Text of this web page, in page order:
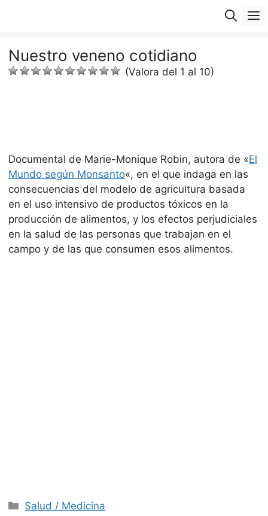
Nuestro veneno cotidiano
(Valora del 1 al 10)
Documental de Marie-Monique Robin, autora de «El
Mundo según Monsanto«, en el que indaga en las
consecuencias del modelo de agricultura basada
en el uso intensivo de productos tóxicos en la
producción de alimentos, y los efectos perjudiciales
en la salud de las personas que trabajan en el
campo y de las que consumen esos alimentos.
Categorías
Salud / Medicina